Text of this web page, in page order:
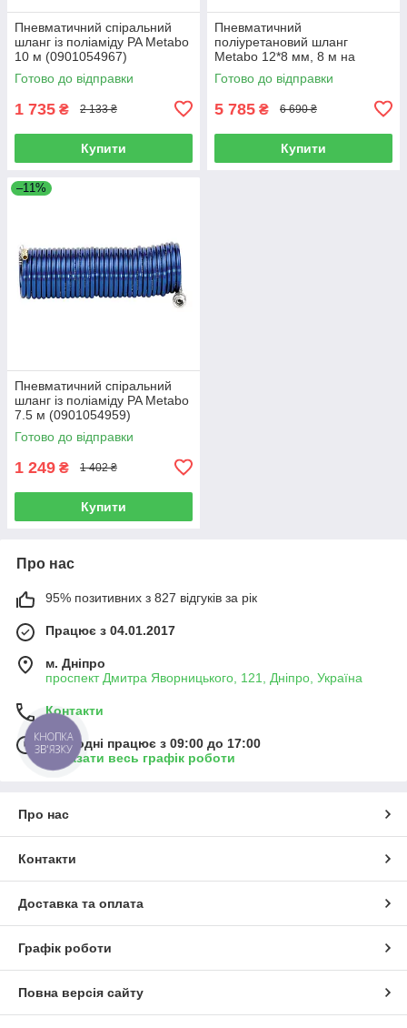
Пневматичний спіральний
шланг із поліаміду PA Metabo
10 м (0901054967)
Готово до відправки
1 735 ₴ 2 133 ₴
Купити
Пневматичний
поліуретановий шланг
Metabo 12*8 мм, 8 м на
котушці SA 250 (628820000)
Готово до відправки
5 785 ₴ 6 690 ₴
Купити
–11%
Пневматичний спіральний
шланг із поліаміду PA Metabo
7.5 м (0901054959)
Готово до відправки
1 249 ₴ 1 402 ₴
Купити
Про нас
95% позитивних з 827 відгуків за рік
Працює з 04.01.2017
м. Дніпро
проспект Дмитра Яворницького, 121, Дніпро, Україна
Контакти
Сьогодні працює з 09:00 до 17:00
Показати весь графік роботи
Про нас
Контакти
Доставка та оплата
Графік роботи
Повна версія сайту
КНОПКА
ЗВ'ЯЗКУ